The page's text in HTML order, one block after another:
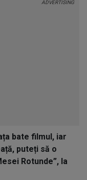
bate filmul, iar
puteți să o
Rotunde”, la